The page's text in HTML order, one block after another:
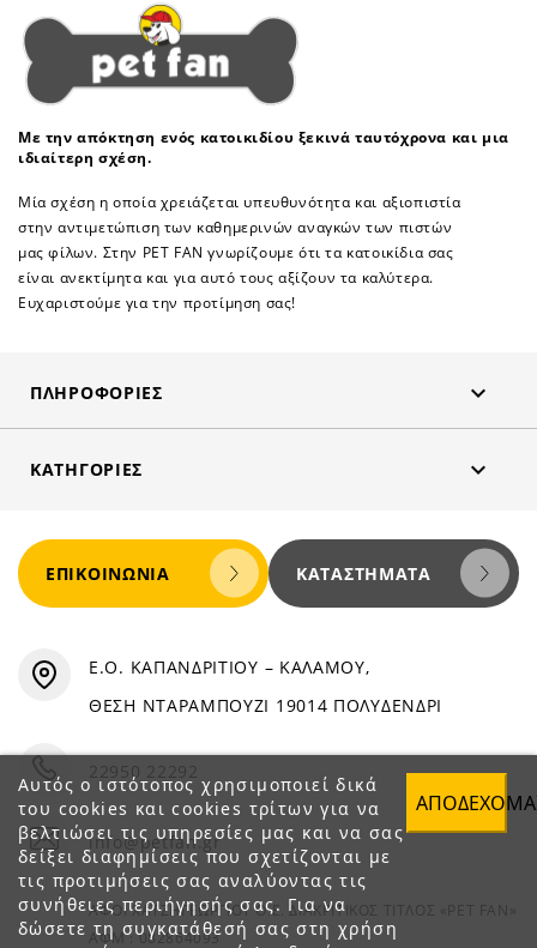
Με την απόκτηση ενός κατοικιδίου ξεκινά ταυτόχρονα και μια
ιδιαίτερη σχέση.
Μία σχέση η οποία χρειάζεται υπευθυνότητα και αξιοπιστία
στην αντιμετώπιση των καθημερινών αναγκών των πιστών
μας φίλων. Στην PET FAN γνωρίζουμε ότι τα κατοικίδια σας
είναι ανεκτίμητα και για αυτό τους αξίζουν τα καλύτερα.
Ευχαριστούμε για την προτίμηση σας!
ΠΛΗΡΟΦΟΡΊΕΣ 
ΚΑΤΗΓΟΡΊΕΣ 
Αυτός ο ιστότοπος χρησιμοποιεί δικά
του cookies και cookies τρίτων για να
βελτιώσει τις υπηρεσίες μας και να σας
δείξει διαφημίσεις που σχετίζονται με
τις προτιμήσεις σας αναλύοντας τις
συνήθειες περιήγησής σας. Για να
δώσετε τη συγκατάθεσή σας στη χρήση
ΕΠΙΚΟΙΝΩΝΊΑ ΚΑΤΑΣΤΉΜΑΤΑ
Ε.Ο. ΚΑΠΑΝΔΡΙΤΙΟΥ – ΚΑΛΑΜΟΥ,
ΘΕΣΗ ΝΤΑΡΑΜΠΟΥΖΙ 19014 ΠΟΛΥΔΕΝΔΡΙ
22950 22292
info@petfan.gr
ΑΦΟΙ ΧΑΤΖΗΓΕΩΡΓΙΟΥ Ο.Ε. ΔΙΑΚΡΙΤΙΚΟΣ ΤΙΤΛΟΣ «PET FAN»
ΑΦΜ : 082864093